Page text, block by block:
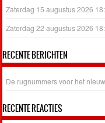
Zaterdag 15 augustus 2026
Zaterdag 22 augustus 2026
RECENTE BERICHTEN
De rugnummers voor het
RECENTE REACTIES